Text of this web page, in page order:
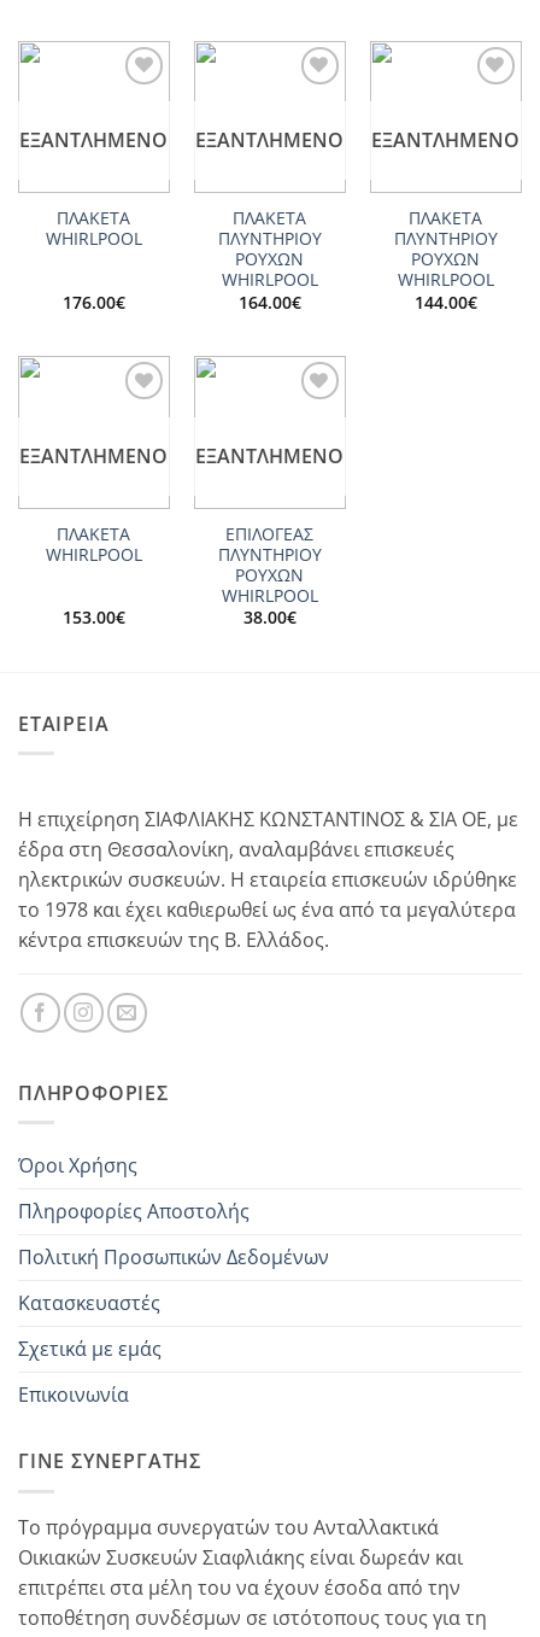
ΕΞΑΝΤΛΗΜΈΝΟ
ΠΛΑΚΕΤΑ
WHIRLPOOL
176.00€
ΕΞΑΝΤΛΗΜΈΝΟ
ΠΛΑΚΕΤΑ
ΠΛΥΝΤΗΡΙΟΥ
ΡΟΥΧΩΝ
WHIRLPOOL
164.00€
ΕΞΑΝΤΛΗΜΈΝΟ
ΠΛΑΚΕΤΑ
ΠΛΥΝΤΗΡΙΟΥ
ΡΟΥΧΩΝ
WHIRLPOOL
144.00€
ΕΞΑΝΤΛΗΜΈΝΟ
ΠΛΑΚΕΤΑ
WHIRLPOOL
153.00€
ΕΞΑΝΤΛΗΜΈΝΟ
ΕΠΙΛΟΓΕΑΣ
ΠΛΥΝΤΗΡΙΟΥ
ΡΟΥΧΩΝ
WHIRLPOOL
38.00€
ΕΤΑΙΡΕΙΑ
Η επιχείρηση ΣΙΑΦΛΙΑΚΗΣ ΚΩΝΣΤΑΝΤΙΝΟΣ & ΣΙΑ ΟΕ, με
έδρα στη Θεσσαλονίκη, αναλαμβάνει επισκευές
ηλεκτρικών συσκευών. Η εταιρεία επισκευών ιδρύθηκε
το 1978 και έχει καθιερωθεί ως ένα από τα μεγαλύτερα
κέντρα επισκευών της Β. Ελλάδος.
ΠΛΗΡΟΦΟΡΊΕΣ
Όροι Χρήσης
Πληροφορίες Αποστολής
Πολιτική Προσωπικών Δεδομένων
Κατασκευαστές
Σχετικά με εμάς
Επικοινωνία
ΓΊΝΕ ΣΥΝΕΡΓΆΤΗΣ
Το πρόγραμμα συνεργατών του Ανταλλακτικά
Οικιακών Συσκευών Σιαφλιάκης είναι δωρεάν και
επιτρέπει στα μέλη του να έχουν έσοδα από την
τοποθέτηση συνδέσμων σε ιστότοπους τους για τη